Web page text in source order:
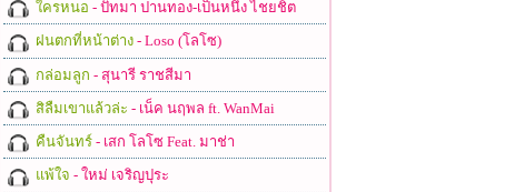
ใครหนอ - ปัทมา ปานทอง-เป็นหนึ่ง ไชยชิต
ฝนตกที่หน้าต่าง- Loso (โลโซ)
กล่อมลูก - สุนารี ราชสีมา
สิลืมเขาแล้วล่ะ - เน็ค นฤพล ft. WanMai
คืนจันทร์- เสก โลโซ Feat. มาช่า
แพ้ใจ - ใหม่ เจริญปุระ